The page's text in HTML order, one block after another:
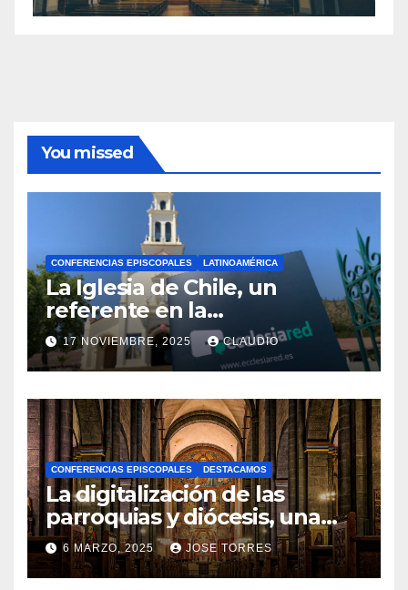
You missed
CONFERENCIAS EPISCOPALES LATINOAMÉRICA
La Iglesia de Chile, un
referente en la
transformación digital
gracias a Ecclesiared
17 NOVIEMBRE, 2025 CLAUDIO
N
O
H
A
Y
C
O
M
CONFERENCIAS EPISCOPALES DESTACAMOS
La digitalización de las
parroquias y diócesis, una
realidad ya para el futuro de
la Iglesia
6 MARZO, 2025 JOSE TORRES
N